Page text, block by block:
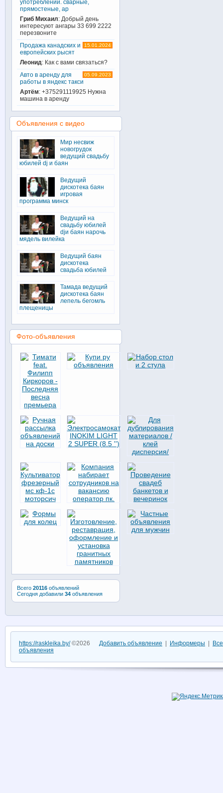
употреблении. сварные,
прямостеные, ар
Гриб Михаил: Добрый день
интересуют ангары 33 699 2222
перезвоните
15.01.2024
Продажа канадских и
европейских рысят
Леонид: Как с вами связаться?
05.09.2023
Авто в аренду для
работы в яндекс такси
Артём: +375291119925 Нужна
машина в аренду
Объявления с видео
Мир несвиж
новогрудок
ведущий свадьбу
юбилей dj и баян
Ведущий
дискотека баян
игровая
программа минск
Ведущий на
свадьбу юбилей
djи баян нарочь
мядель вилейка
Ведущий баян
дискотека
свадьба юбилей
Тамада ведущий
дискотека баян
лепель бегомль
плещеницы
Фото-объявления
Всего 20116объявлений
Сегодня добавили 34объявления
https://raskleika.by/©2026 Добавить объявление Информеры
объявления